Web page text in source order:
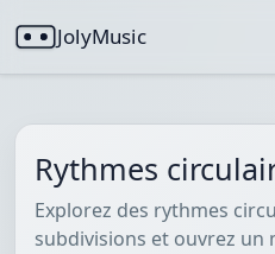
JolyMusic
Rythmes
Explorez des rythmes
subdivisions et ouvrez un